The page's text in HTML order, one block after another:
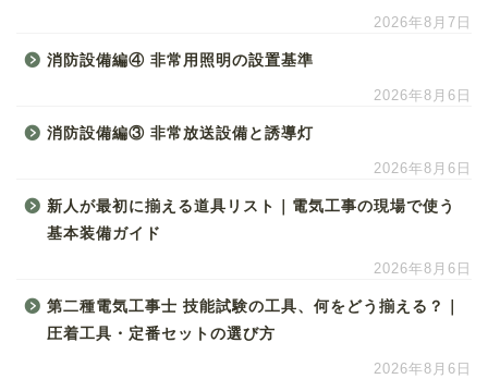
2026年8月7日
消防設備編④ 非常用照明の設置基準
2026年8月6日
消防設備編③ 非常放送設備と誘導灯
2026年8月6日
新人が最初に揃える道具リスト｜電気工事の現場で使う
基本装備ガイド
2026年8月6日
第二種電気工事士 技能試験の工具、何をどう揃える？｜
圧着工具・定番セットの選び方
2026年8月6日